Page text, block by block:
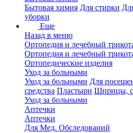
Бытовая химия Для стирки
уборки
Еще
Назад в меню
Ортопедия и лечебный
Ортопедия и лечебный
Ортопедические изделия
Уход за больными
Уход за больными Для
средства Пластыри Шприцы,
Уход за больными
Аптечки
Аптечки
Для Мед. Обследований